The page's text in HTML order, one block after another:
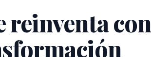
reinventa con